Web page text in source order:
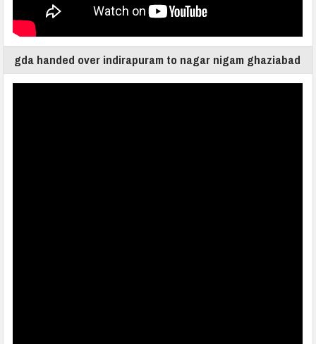
gda handed over indirapuram to nagar nigam ghaziabad